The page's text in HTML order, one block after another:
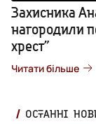
Захисника
нагородили
хрест”
Читати більше
ОСТАННІ